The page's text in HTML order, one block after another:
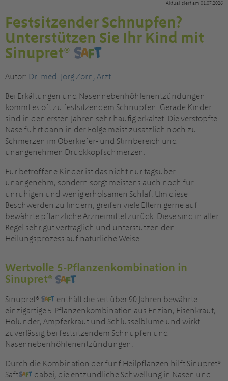
Aktualisiert am 01.07.2026
Festsitzender Schnupfen?
Unterstützen Sie Ihr Kind mit
Sinupret®
Autor: Dr. med. Jörg Zorn, Arzt
Bei Erkältungen und Nasennebenhöhlenentzündungen
kommt es oft zu festsitzendem Schnupfen. Gerade Kinder
sind in den ersten Jahren sehr häufig erkältet. Die verstopfte
Nase führt dann in der Folge meist zusätzlich noch zu
Schmerzen im Oberkiefer- und Stirnbereich und
unangenehmen Druckkopfschmerzen.
Für betroffene Kinder ist das nicht nur tagsüber
unangenehm, sondern sorgt meistens auch noch für
unruhigen und wenig erholsamen Schlaf. Um diese
Beschwerden zu lindern, greifen viele Eltern gerne auf
bewährte pflanzliche Arzneimittel zurück. Diese sind in aller
Regel sehr gut verträglich und unterstützen den
Heilungsprozess auf natürliche Weise.
Wertvolle 5-Pflanzenkombination in
Sinupret®
Sinupret®
enthält die seit über 90 Jahren bewährte
einzigartige 5-Pflanzenkombination aus Enzian, Eisenkraut,
Holunder, Ampferkraut und Schlüsselblume und wirkt
zuverlässig bei festsitzendem Schnupfen und
Nasennebenhöhlenentzündungen.
Durch die Kombination der fünf Heilpflanzen hilft Sinupret®
Saft
dabei, die entzündliche Schwellung in Nasen und